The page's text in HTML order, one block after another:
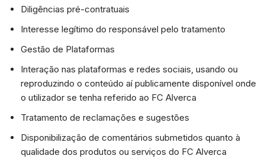
Diligências pré-contratuais
Interesse legítimo do responsável pelo tratamento
Gestão de Plataformas
Interação nas plataformas e redes sociais, usando ou
reproduzindo o conteúdo aí publicamente disponível onde
o utilizador se tenha referido ao FC Alverca
Tratamento de reclamações e sugestões
Disponibilização de comentários submetidos quanto à
qualidade dos produtos ou serviços do FC Alverca